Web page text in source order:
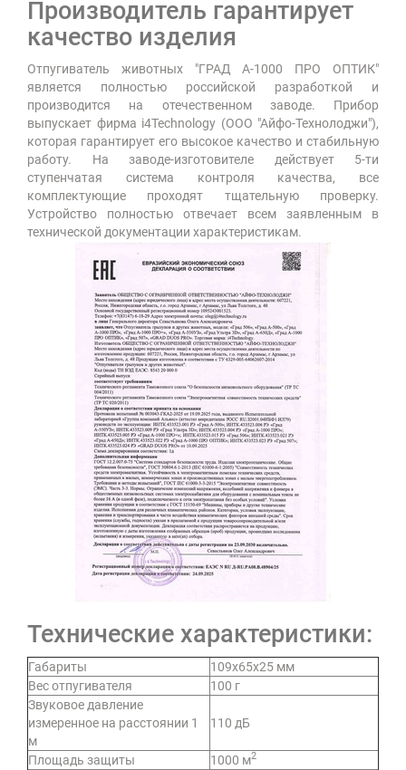
Производитель гарантирует
качество изделия
Отпугиватель животных "ГРАД А-1000 ПРО ОПТИК"
является полностью российской разработкой и
производится на отечественном заводе. Прибор
выпускает фирма i4Technology (ООО "Айфо-Технолоджи"),
которая гарантирует его высокое качество и стабильную
работу. На заводе-изготовителе действует 5-ти
ступенчатая система контроля качества, все
комплектующие проходят тщательную проверку.
Устройство полностью отвечает всем заявленным в
технической документации характеристикам.
Технические характеристики:
Габариты
109х65х25 мм
Вес отпугивателя
100 г
Звуковое давление
измеренное на расстоянии 1
м
110 дБ
Площадь защиты 1000 м2